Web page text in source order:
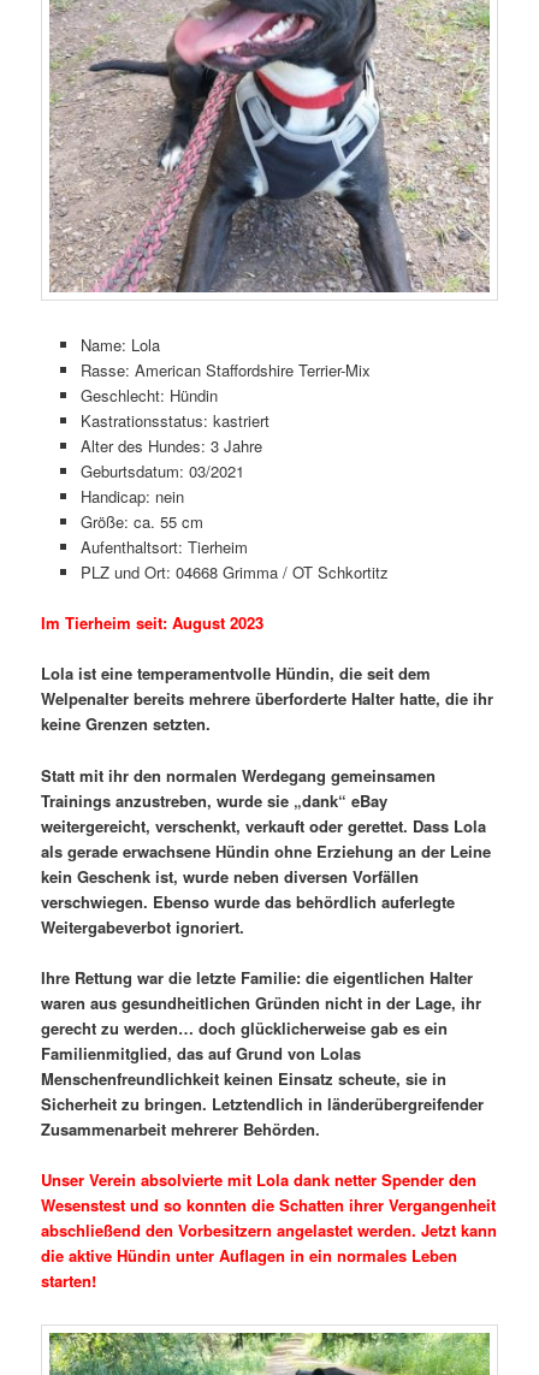
Name: Lola
Rasse: American Staffordshire Terrier-Mix
Geschlecht: Hündin
Kastrationsstatus: kastriert
Alter des Hundes: 3 Jahre
Geburtsdatum: 03/2021
Handicap: nein
Größe: ca. 55 cm
Aufenthaltsort: Tierheim
PLZ und Ort: 04668 Grimma / OT Schkortitz
Im Tierheim seit: August 2023
Lola ist eine temperamentvolle Hündin, die seit dem
Welpenalter bereits mehrere überforderte Halter hatte, die ihr
keine Grenzen setzten.
Statt mit ihr den normalen Werdegang gemeinsamen
Trainings anzustreben, wurde sie „dank“ eBay
weitergereicht, verschenkt, verkauft oder gerettet. Dass Lola
als gerade erwachsene Hündin ohne Erziehung an der Leine
kein Geschenk ist, wurde neben diversen Vorfällen
verschwiegen. Ebenso wurde das behördlich auferlegte
Weitergabeverbot ignoriert.
Ihre Rettung war die letzte Familie: die eigentlichen Halter
waren aus gesundheitlichen Gründen nicht in der Lage, ihr
gerecht zu werden… doch glücklicherweise gab es ein
Familienmitglied, das auf Grund von Lolas
Menschenfreundlichkeit keinen Einsatz scheute, sie in
Sicherheit zu bringen. Letztendlich in länderübergreifender
Zusammenarbeit mehrerer Behörden.
Unser Verein absolvierte mit Lola dank netter Spender den
Wesenstest und so konnten die Schatten ihrer Vergangenheit
abschließend den Vorbesitzern angelastet werden. Jetzt kann
die aktive Hündin unter Auflagen in ein normales Leben
starten!